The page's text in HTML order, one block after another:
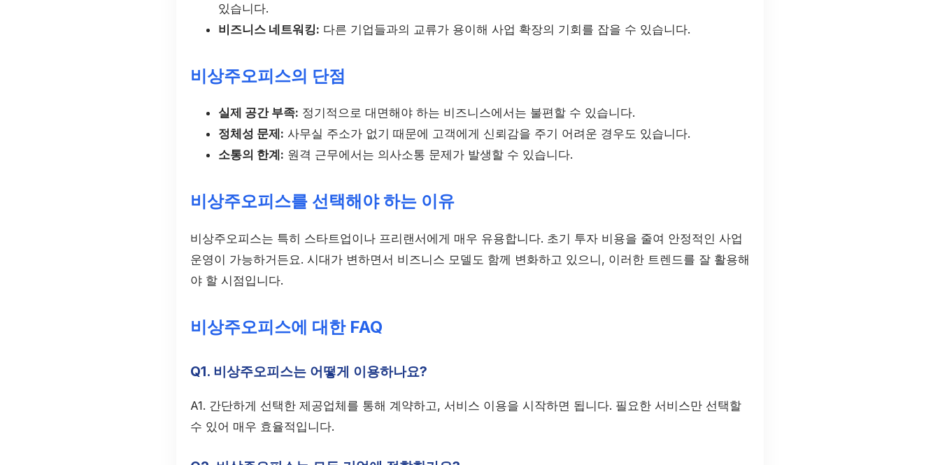
있습니다.
비즈니스 네트워킹: 다른 기업들과의 교류가 용이해 사업 확장의 기회를 잡을 수 있습니다.
비상주오피스의 단점
실제 공간 부족: 정기적으로 대면해야 하는 비즈니스에서는 불편할 수 있습니다.
정체성 문제: 사무실 주소가 없기 때문에 고객에게 신뢰감을 주기 어려운 경우도 있습니다.
소통의 한계: 원격 근무에서는 의사소통 문제가 발생할 수 있습니다.
비상주오피스를 선택해야 하는 이유
비상주오피스는 특히 스타트업이나 프리랜서에게 매우 유용합니다. 초기 투자 비용을 줄여 안정적인 사업
운영이 가능하거든요. 시대가 변하면서 비즈니스 모델도 함께 변화하고 있으니, 이러한 트렌드를 잘 활용해
야 할 시점입니다.
비상주오피스에 대한 FAQ
Q1. 비상주오피스는 어떻게 이용하나요?
A1. 간단하게 선택한 제공업체를 통해 계약하고, 서비스 이용을 시작하면 됩니다. 필요한 서비스만 선택할
수 있어 매우 효율적입니다.